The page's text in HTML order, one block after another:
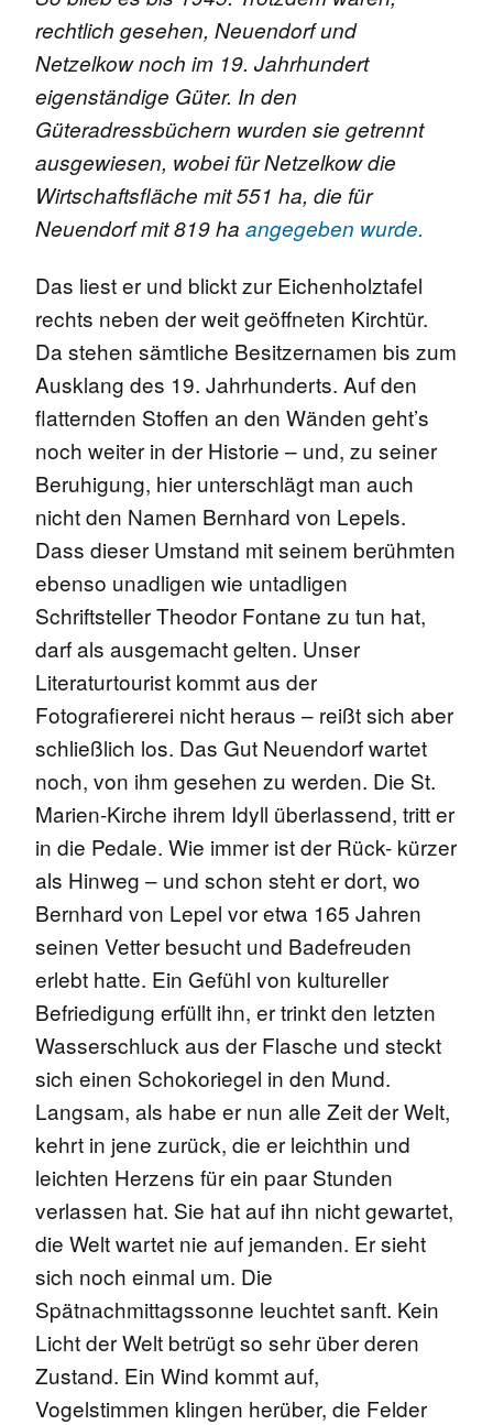
rechtlich gesehen, Neuendorf und
Netzelkow noch im 19. Jahrhundert
eigenständige Güter. In den
Güteradressbüchern wurden sie getrennt
ausgewiesen, wobei für Netzelkow die
Wirtschaftsfläche mit 551 ha, die für
Neuendorf mit 819 ha angegeben wurde.
Das liest er und blickt zur Eichenholztafel
rechts neben der weit geöffneten Kirchtür.
Da stehen sämtliche Besitzernamen bis zum
Ausklang des 19. Jahrhunderts. Auf den
flatternden Stoffen an den Wänden geht’s
noch weiter in der Historie – und, zu seiner
Beruhigung, hier unterschlägt man auch
nicht den Namen Bernhard von Lepels.
Dass dieser Umstand mit seinem berühmten
ebenso unadligen wie untadligen
Schriftsteller Theodor Fontane zu tun hat,
darf als ausgemacht gelten. Unser
Literaturtourist kommt aus der
Fotografiererei nicht heraus – reißt sich aber
schließlich los. Das Gut Neuendorf wartet
noch, von ihm gesehen zu werden. Die St.
Marien-Kirche ihrem Idyll überlassend, tritt er
in die Pedale. Wie immer ist der Rück- kürzer
als Hinweg – und schon steht er dort, wo
Bernhard von Lepel vor etwa 165 Jahren
seinen Vetter besucht und Badefreuden
erlebt hatte. Ein Gefühl von kultureller
Befriedigung erfüllt ihn, er trinkt den letzten
Wasserschluck aus der Flasche und steckt
sich einen Schokoriegel in den Mund.
Langsam, als habe er nun alle Zeit der Welt,
kehrt in jene zurück, die er leichthin und
leichten Herzens für ein paar Stunden
verlassen hat. Sie hat auf ihn nicht gewartet,
die Welt wartet nie auf jemanden. Er sieht
sich noch einmal um. Die
Spätnachmittagssonne leuchtet sanft. Kein
Licht der Welt betrügt so sehr über deren
Zustand. Ein Wind kommt auf,
Vogelstimmen klingen herüber, die Felder